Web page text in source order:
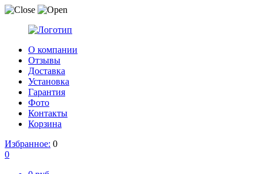
О компании
Отзывы
Доставка
Установка
Гарантия
Фото
Контакты
Корзина
Избранное: 0
0